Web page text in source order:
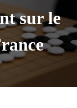
sur le